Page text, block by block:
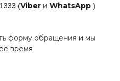
(Viber и WhatsApp )
форму обращения и мы
время